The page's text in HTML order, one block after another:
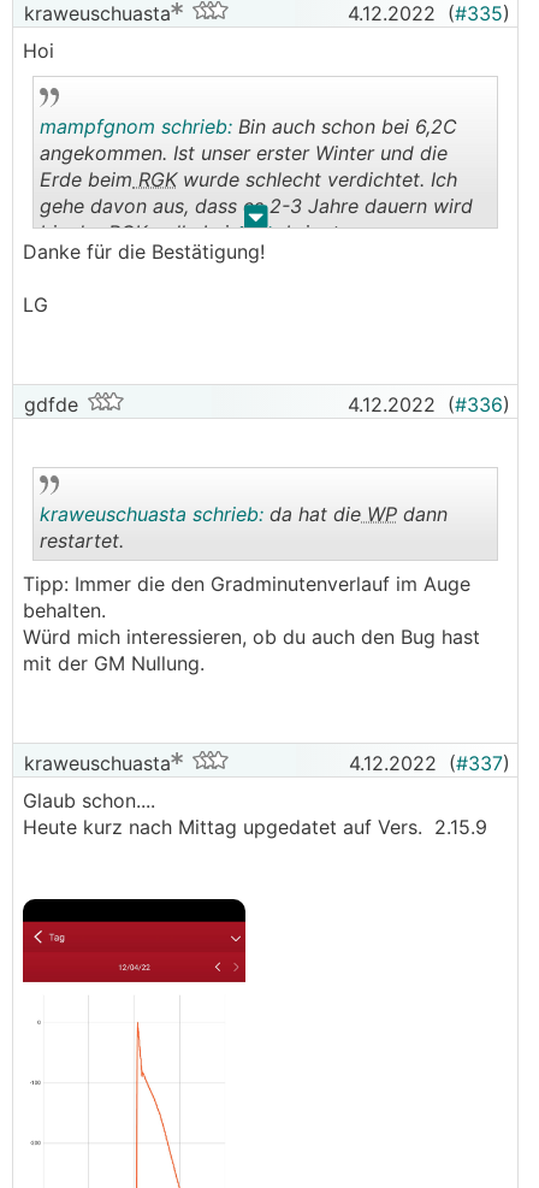
kraweuschuasta 4.12.2022 (#335)
Hoi
. .
mampfgnom schrieb: Bin auch schon bei 6,2C
angekommen. Ist unser erster Winter und die
Erde beim RGKwurde schlecht verdichtet. Ich
gehe davon aus, dass es 2-3 Jahre dauern wird
bis derRGKvolle Leistung bringt.
Danke für die Bestätigung!
LG
gdfde 4.12.2022 (#336)
kraweuschuasta schrieb: da hat die WP dann
restartet.
Tipp: Immer die den Gradminutenverlauf im Auge
behalten.
Würd mich interessieren, ob du auch den Bug hast
mit der GM Nullung.
kraweuschuasta 4.12.2022 (#337)
Glaub schon....
Heute kurz nach Mittag upgedatet auf Vers. 2.15.9